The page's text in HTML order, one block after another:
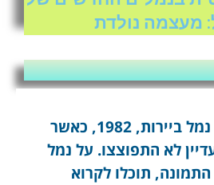
מעצמה נולדת
הנה אני עומד מעל נמל ביירות, 1982, כאשר
לא התפוצצו. על נמל
תוכלו לקרוא